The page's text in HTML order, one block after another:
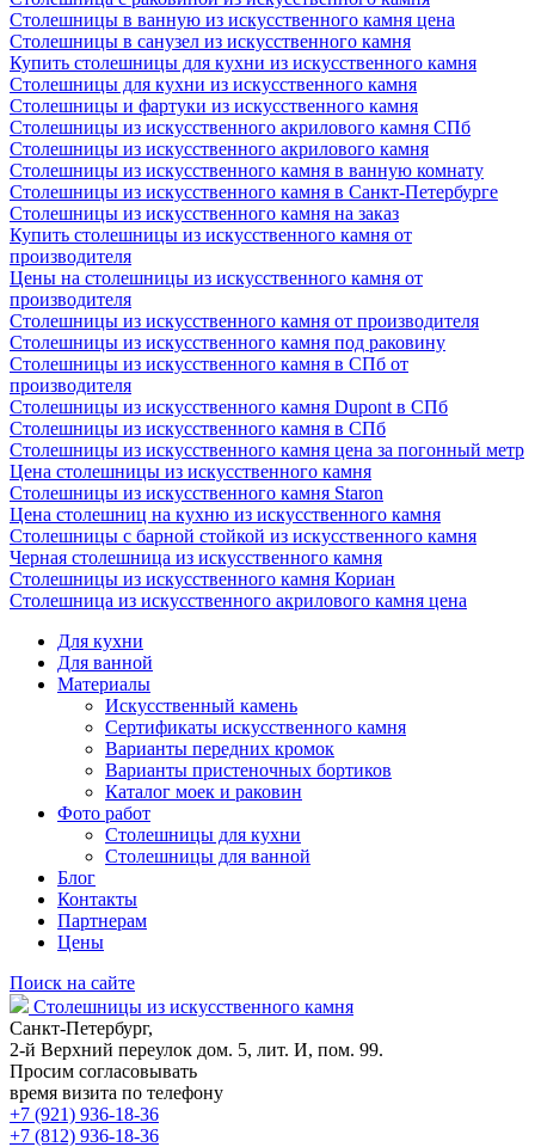
Столешницы в ванную из искусственного камня цена
Столешницы в санузел из искусственного камня
Купить столешницы для кухни из искусственного камня
Столешницы для кухни из искусственного камня
Столешницы и фартуки из искусственного камня
Столешницы из искусственного акрилового камня СПб
Столешницы из искусственного акрилового камня
Столешницы из искусственного камня в ванную комнату
Столешницы из искусственного камня в Санкт-Петербурге
Столешницы из искусственного камня на заказ
Купить столешницы из искусственного камня от
производителя
Цены на столешницы из искусственного камня от
производителя
Столешницы из искусственного камня от производителя
Столешницы из искусственного камня под раковину
Столешницы из искусственного камня в СПб от
производителя
Столешницы из искусственного камня Dupont в СПб
Столешницы из искусственного камня в СПб
Столешницы из искусственного камня цена за погонный метр
Цена столешницы из искусственного камня
Столешницы из искусственного камня Staron
Цена столешниц на кухню из искусственного камня
Столешницы с барной стойкой из искусственного камня
Черная столешница из искусственного камня
Столешницы из искусственного камня Кориан
Столешница из искусственного акрилового камня цена
Для кухни
Для ванной
Материалы
Искусственный камень
Сертификаты искусственного камня
Варианты передних кромок
Варианты пристеночных бортиков
Каталог моек и раковин
Фото работ
Столешницы для кухни
Столешницы для ванной
Блог
Контакты
Партнерам
Цены
Поиск на сайте
Столешницы из искусственного камня
Санкт-Петербург,
2-й Верхний переулок дом. 5, лит. И, пом. 99.
Просим согласовывать
время визита по телефону
+7 (921) 936-18-36
+7 (812) 936-18-36